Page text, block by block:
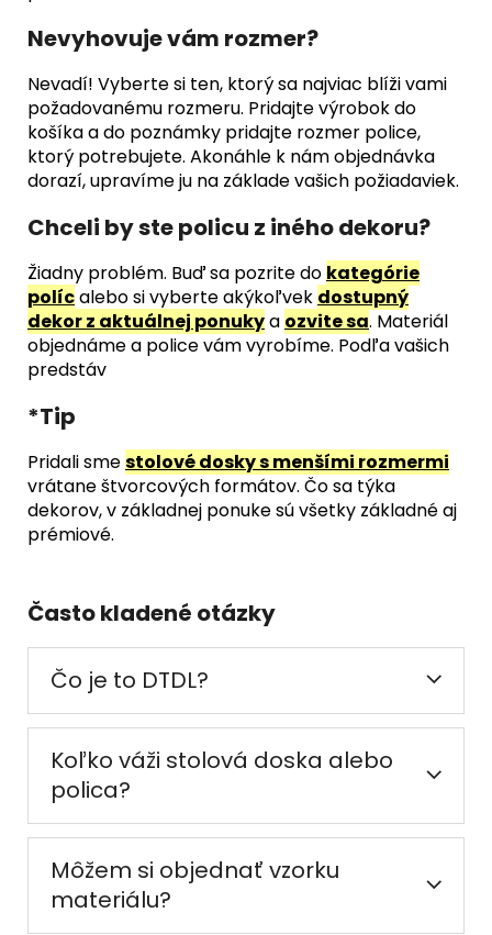
Nevyhovuje vám rozmer?
Nevadí! Vyberte si ten, ktorý sa najviac blíži vami
požadovanému rozmeru. Pridajte výrobok do
košíka a do poznámky pridajte rozmer police,
ktorý potrebujete. Akonáhle k nám objednávka
dorazí, upravíme ju na základe vašich požiadaviek.
Chceli by ste policu z iného dekoru?
Žiadny problém. Buď sa pozrite do kategórie
polícalebo si vyberte akýkoľvek dostupný
dekor z aktuálnej ponukya ozvite sa. Materiál
objednáme a police vám vyrobíme. Podľa vašich
predstáv
*Tip
Pridali smestolové dosky s menšími rozmermi
vrátane štvorcových formátov. Čo sa týka
dekorov, v základnej ponuke sú všetky základné aj
prémiové.
Často kladené otázky
Čo je to DTDL?
Koľko váži stolová doska alebo
polica?
Môžem si objednať vzorku
materiálu?